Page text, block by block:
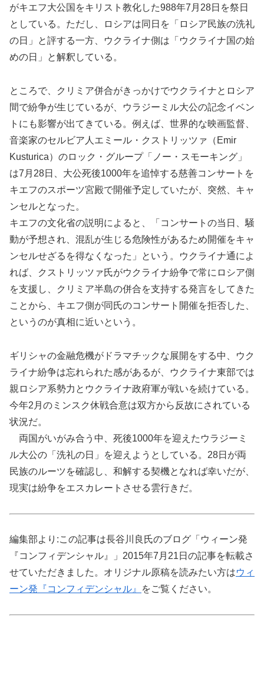
がキエフ大公国をキリスト教化した988年7月28日を祭日
としている。ただし、ロシアは同日を「ロシア民族の洗礼
の日」と評する一方、ウクライナ側は「ウクライナ国の始
めの日」と解釈している。
ところで、クリミア併合がきっかけでウクライナとロシア
間で紛争が生じているが、ウラジーミル大公の記念イベン
トにも影響が出てきている。例えば、世界的な映画監督、
音楽家のセルビア人エミール・クストリッツァ（Emir
Kusturica）のロック・グループ「ノー・スモーキング」
は7月28日、大公死後1000年を追悼する慈善コンサートを
キエフのスポーツ宮殿で開催予定していたが、突然、キャ
ンセルとなった。
キエフの文化省の説明によると、「コンサートの当日、騒
動が予想され、混乱が生じる危険性があるため開催をキャ
ンセルせざるを得なくなった」という。ウクライナ通によ
れば、クストリッツァ氏がウクライナ紛争で常にロシア側
を支援し、クリミア半島の併合を支持する発言をしてきた
ことから、キエフ側が同氏のコンサート開催を拒否した、
というのが真相に近いという。
ギリシャの金融危機がドラマチックな展開をする中、ウク
ライナ紛争は忘れられた感があるが、ウクライナ東部では
親ロシア系勢力とウクライナ政府軍が戦いを続けている。
今年2月のミンスク休戦合意は双方から反故にされている
状況だ。
両国がいがみ合う中、死後1000年を迎えたウラジーミ
ル大公の「洗礼の日」を迎えようとしている。28日が両
民族のルーツを確認し、和解する契機となれば幸いだが、
現実は紛争をエスカレートさせる雲行きだ。
編集部より:この記事は長谷川良氏のブログ「ウィーン発
『コンフィデンシャル』」2015年7月21日の記事を転載さ
せていただきました。オリジナル原稿を読みたい方はウィ
ーン発『コンフィデンシャル』
をご覧ください。